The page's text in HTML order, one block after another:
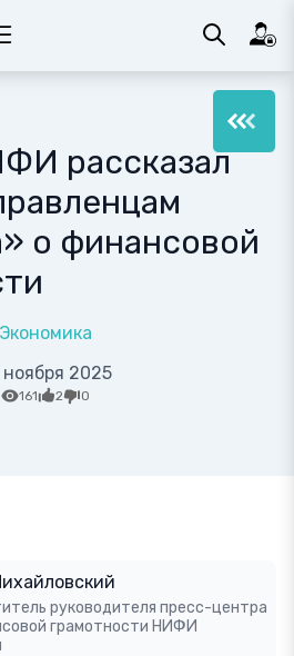
рассказал
о финансовой
Экономика
ноября 2025
161 2 0
руководителя пресс-центра
грамотности НИФИ